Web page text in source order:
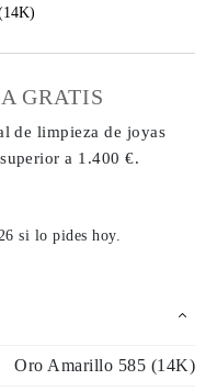
GRATIS
de limpieza de joyas
superior a 1.400 €.
si lo pides hoy.
Oro Amarillo 585 (14K)